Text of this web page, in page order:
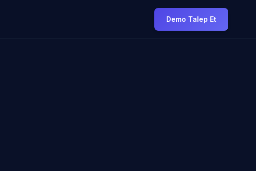
Demo Talep Et